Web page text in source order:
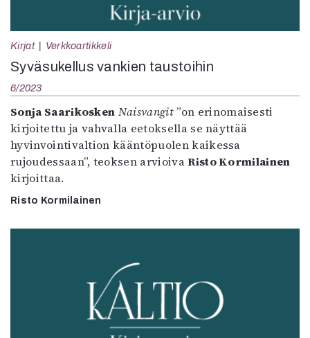
Kirjat Verkkoartikkeli
Syväsukellus vankien taustoihin
6/2023
Sonja Saarikosken Naisvangit”on erinomaisesti
kirjoitettu ja vahvalla eetoksella se näyttää
hyvinvointivaltion kääntöpuolen kaikessa
rujoudessaan”, teoksen arvioivaRisto Kormilainen
kirjoittaa.
Risto Kormilainen